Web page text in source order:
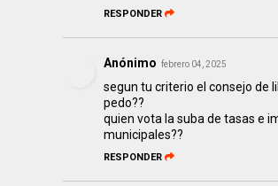
RESPONDER
Anónimo febrero 04, 2025
segun tu criterio el consejo de
pedo??
quien vota la suba de tasas e
municipales??
RESPONDER